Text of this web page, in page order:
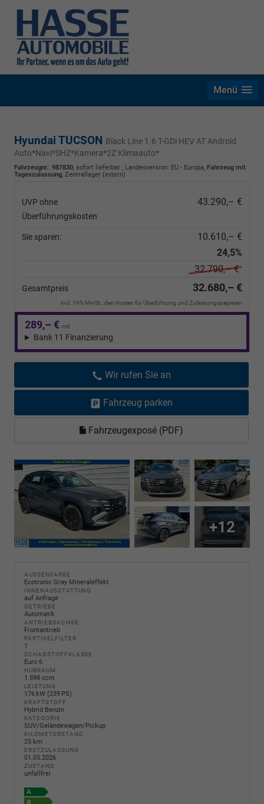
Menü
Hyundai TUCSON Black Line 1.6 T-GDi HEV AT Android
Auto*Navi*SHZ*Kamera*2Z Klimaauto*
Fahrzeugnr.: 987830, sofort lieferbar , Landesversion: EU - Europa, Fahrzeug mit
Tageszulassung, Zentrallager (extern)
UVP ohne
Überführungskosten
43.290,– €
Sie sparen:
10.610,– €
24,5%
32.790,– €
Gesamtpreis 32.680,– €
incl. 19% MwSt., den Kosten für Überführung und Zulassungspapieren
289,– € mtl.
Bank 11 Finanzierung
Wir rufen Sie an
Fahrzeug parken
Fahrzeugexposé (PDF)
+12
AUSSENFARBE
Ecotronic Gray Mineraleffekt
INNENAUSSTATTUNG
auf Anfrage
GETRIEBE
Automatik
ANTRIEBSACHSE
Frontantrieb
PARTIKELFILTER
1
SCHADSTOFFKLASSE
Euro 6
HUBRAUM
1.598 ccm
LEISTUNG
176 kW (239 PS)
KRAFTSTOFF
Hybrid Benzin
KATEGORIE
SUV/Geländewagen/Pickup
KILOMETERSTAND
25 km
ERSTZULASSUNG
01.05.2026
ZUSTAND
unfallfrei